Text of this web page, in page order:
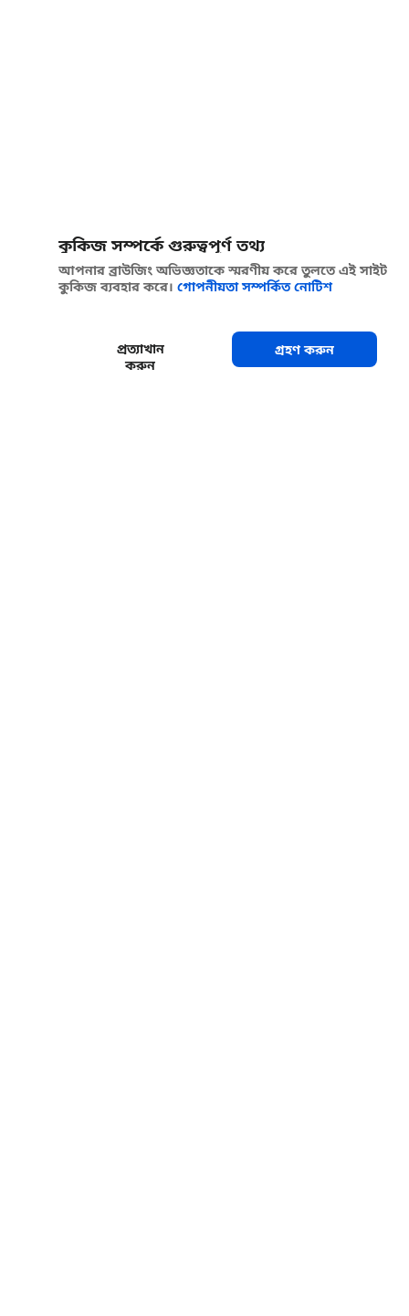
কুকিজ সম্পর্কে গুরুত্বপূর্ণ তথ্য
আপনার ব্রাউজিং অভিজ্ঞতাকে স্মরণীয় করে তুলতে এই সাইট
কুকিজ ব্যবহার করে। গোপনীয়তা সম্পর্কিত নোটিশ
প্রত্যাখান
করুন
গ্রহণ করুন